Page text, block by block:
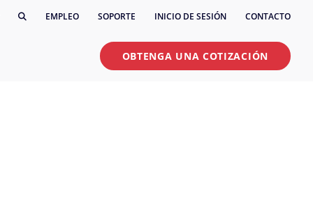
EMPLEO SOPORTE INICIO DE SESIÓN CONTACTO
OBTENGA UNA COTIZACIÓN